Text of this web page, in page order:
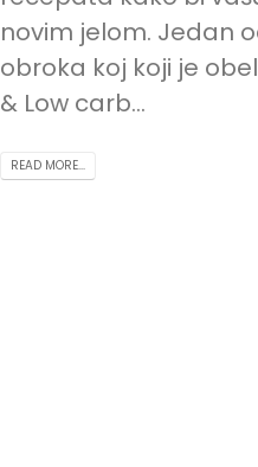
novim jelom. Jedan
obroka koj koji je
& Low carb...
READ MORE...